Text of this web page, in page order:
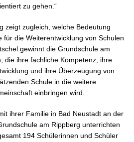
zu gehen.“
zeigt zugleich, welche Bedeutung
die Weiterentwicklung von Schulen
gewinnt die Grundschule am
die ihre fachliche Kompetenz, ihre
und ihre Überzeugung von
Schule in die weitere
einbringen wird.
ihrer Familie in Bad Neustadt an der
am Rippberg unterrichten
194 Schülerinnen und Schüler